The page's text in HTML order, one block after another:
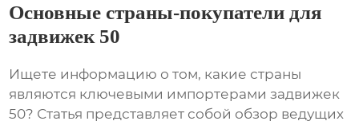
Основные страны-покупатели для
задвижек 50
Ищете информацию о том, какие страны
являются ключевыми импортерами задвижек
50? Статья представляет собой обзор ведущих